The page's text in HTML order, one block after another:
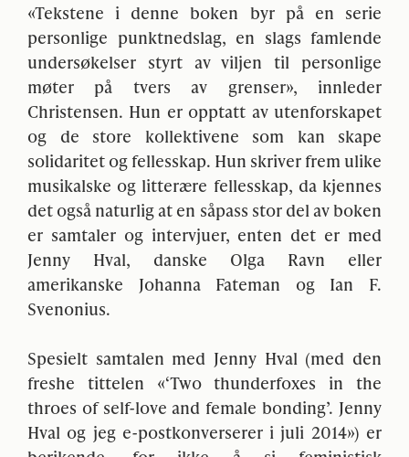
«Tekstene i denne boken byr på en serie
personlige punktnedslag, en slags famlende
undersøkelser styrt av viljen til personlige
møter på tvers av grenser», innleder
Christensen. Hun er opptatt av utenforskapet
og de store kollektivene som kan skape
solidaritet og fellesskap. Hun skriver frem ulike
musikalske og litterære fellesskap, da kjennes
det også naturlig at en såpass stor del av boken
er samtaler og intervjuer, enten det er med
Jenny Hval, danske Olga Ravn eller
amerikanske Johanna Fateman og Ian F.
Svenonius.
Spesielt samtalen med Jenny Hval (med den
freshe tittelen «‘Two thunderfoxes in the
throes of self-love and female bonding’. Jenny
Hval og jeg e-postkonverserer i juli 2014») er